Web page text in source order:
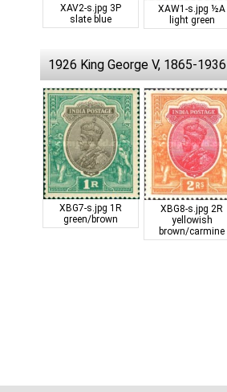
XAV2-s.jpg 3P
slate blue
XAW1-s.jpg ½A
light green
1926 King George V, 1865-
XBG7-s.jpg 1R
green/brown
XBG8-s.jpg 2R
yellowish
brown/carmine